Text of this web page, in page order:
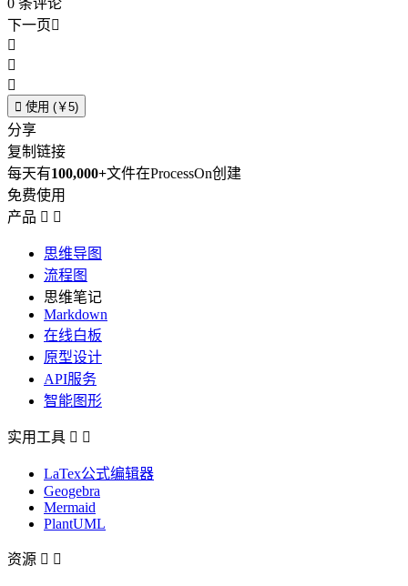
下一页



 使用 (￥5)
分享
复制链接
每天有100,000+文件在ProcessOn创建
免费使用
产品  
思维导图
流程图
思维笔记
Markdown
在线白板
原型设计
API服务
智能图形
实用工具  
LaTex公式编辑器
Geogebra
Mermaid
PlantUML
资源  